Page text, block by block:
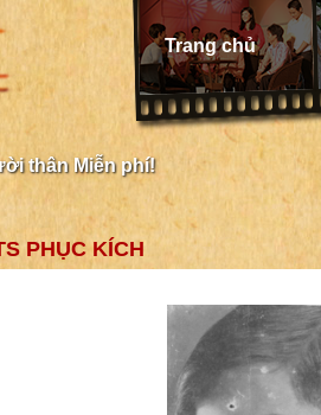
Trang chủ
thân Miễn phí!
PHỤC KÍCH